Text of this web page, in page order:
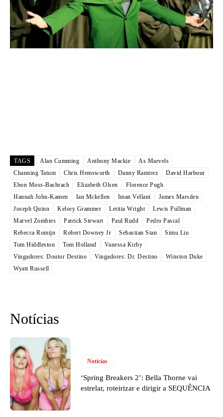
TAGS Alan Cumming Anthony Mackie
As Marvels
Channing Tatum
Chris Hemsworth Danny Ramirez
David Harbour
Ebon Moss-Bachrach
Elizabeth Olsen
Florence Pugh
Hannah John-Kamen
Ian Mckellen Iman Vellani
James Marsden
Joseph Quinn
Kelsey Grammer Letitia Wright
Lewis Pullman
Marvel Zombies
Patrick Stewart Paul Rudd
Pedro Pascal
Rebecca Romijn
Robert Downey Jr Sebastian Stan
Simu Liu
Tom Hiddleston
Tom Holland
Vanessa Kirby
Vingadores: Doutor Destino
Vingadores: Dr. Destino
Winston Duke
Wyatt Russell
Notícias
Notícias
‘Spring Breakers 2’: Bella Thorne vai
estrelar, roteirizar e dirigir a SEQUÊNCIA